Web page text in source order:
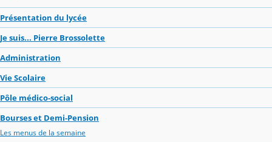
Présentation du lycée
Je suis... Pierre Brossolette
Administration
Vie Scolaire
Pôle médico-social
Bourses et Demi-Pension
Les menus de la semaine